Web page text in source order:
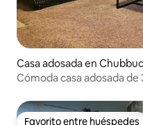
Casa adosada en
Cómoda casa adosada
Favorito entre huéspedes